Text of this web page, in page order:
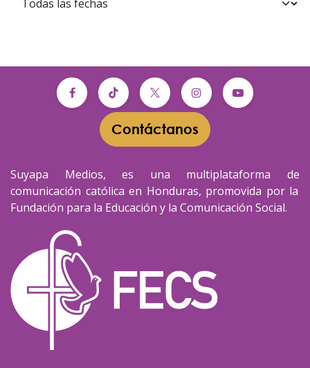
Contáctanos​​
Suyapa Medios, es una multiplataforma de
comunicación católica en Honduras, promovida por la
Fundación para la Educación y la Comunicación Social.